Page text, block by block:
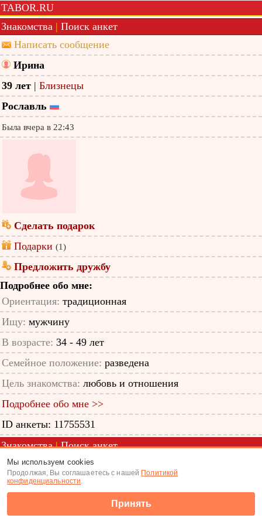
TABOR.RU
Знакомства | Поиск анкет
Написать сообщение
Ирина
39 лет | Близнецы
Рославль
Была вчера в 22:43
Сделать подарок
Подарки (1)
Предложить дружбу
Подробнее обо мне:
Ориентация: традиционная
Ищу: мужчину
В возрасте: 34 - 49 лет
Семейное положение: разведена
Цель знакомства: любовь и отношения
Подробнее обо мне >>
ID анкеты: 11755531
Знакомства|Поиск анкет
(c) Tabor.ru 2026
Мы используем cookies
Продолжая, Вы соглашаетесь с нашей Политикой
конфиденциальности.
Принять